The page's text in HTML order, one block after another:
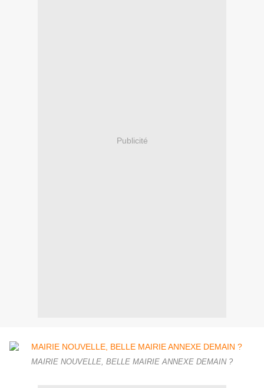
Publicité
MAIRIE NOUVELLE, BELLE MAIRIE ANNEXE DEMAIN ?